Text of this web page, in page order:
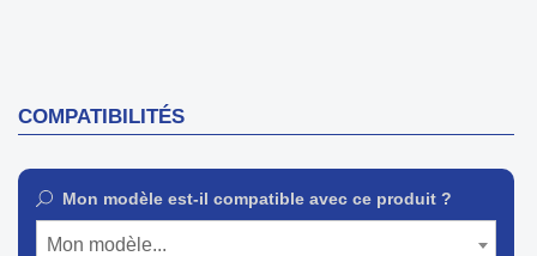
COMPATIBILITÉS
Mon modèle est-il compatible avec ce produit ?
Mon modèle...